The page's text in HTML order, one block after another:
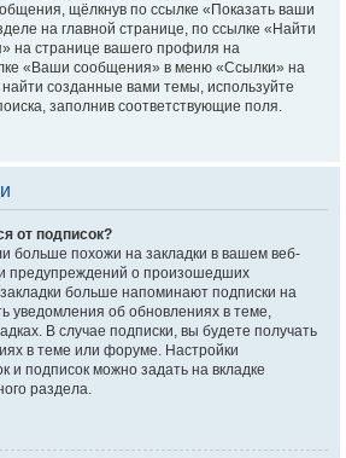
щёлкнув по ссылке «Показать ваши
на главной странице, по ссылке «Найти
на странице вашего профиля на
«Ваши сообщения» в меню «Ссылки» на
созданные вами темы, используйте
заполнив соответствующие поля.
от подписок?
больше похожи на закладки в вашем веб-
предупреждений о произошедших
больше напоминают подписки на
уведомления об обновлениях в теме,
В случае подписки, вы будете получать
в теме или форуме. Настройки
и подписок можно задать на вкладке
раздела.